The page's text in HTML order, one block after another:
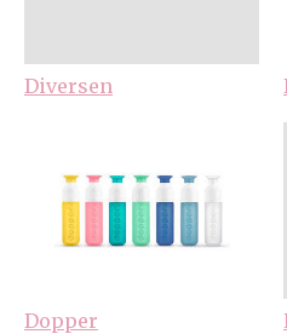
Diversen
Dopper